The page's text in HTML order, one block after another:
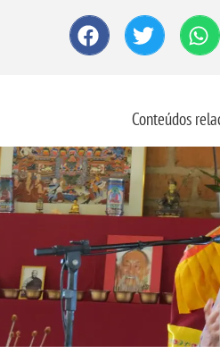
Conteúdos